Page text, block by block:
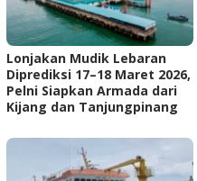
Lonjakan Mudik Lebaran
Diprediksi 17–18 Maret 2026,
Pelni Siapkan Armada dari
Kijang dan Tanjungpinang